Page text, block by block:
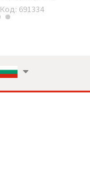
Код: 691334